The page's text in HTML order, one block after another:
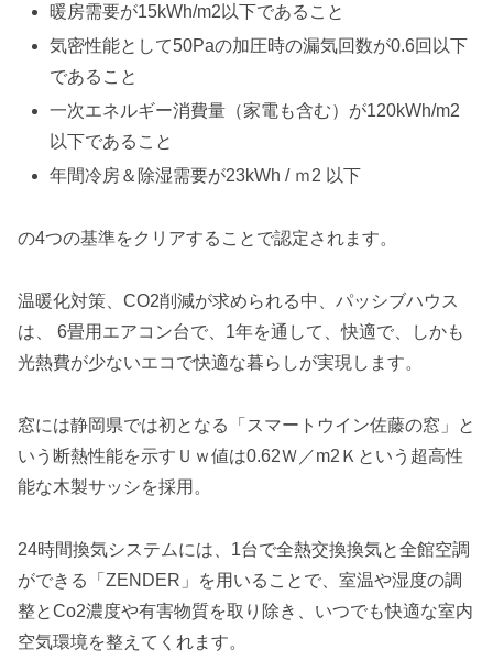
暖房需要が15kWh/m2以下であること
気密性能として50Paの加圧時の漏気回数が0.6回以下
であること
一次エネルギー消費量（家電も含む）が120kWh/m2
以下であること
年間冷房＆除湿需要が23kWh / ｍ2 以下
の4つの基準をクリアすることで認定されます。
温暖化対策、CO2削減が求められる中、パッシブハウス
は、 6畳用エアコン台で、1年を通して、快適で、しかも
光熱費が少ないエコで快適な暮らしが実現します。
窓には静岡県では初となる「スマートウイン佐藤の窓」と
いう断熱性能を示すＵｗ値は0.62Ｗ／m2Ｋという超高性
能な木製サッシを採用。
24時間換気システムには、1台で全熱交換換気と全館空調
ができる「ZENDER」を用いることで、室温や湿度の調
整とCo2濃度や有害物質を取り除き、いつでも快適な室内
空気環境を整えてくれます。